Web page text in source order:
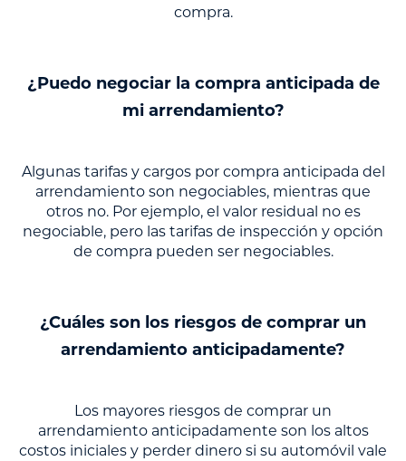
compra.
¿Puedo negociar la compra anticipada de
mi arrendamiento?
Algunas tarifas y cargos por compra anticipada del
arrendamiento son negociables, mientras que
otros no. Por ejemplo, el valor residual no es
negociable, pero las tarifas de inspección y opción
de compra pueden ser negociables.
¿Cuáles son los riesgos de comprar un
arrendamiento anticipadamente?
Los mayores riesgos de comprar un
arrendamiento anticipadamente son los altos
costos iniciales y perder dinero si su automóvil vale